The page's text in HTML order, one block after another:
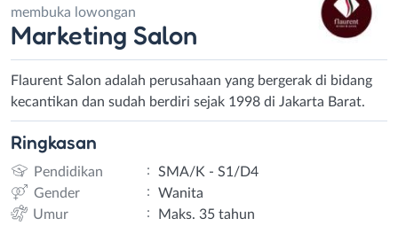
membuka lowongan
Marketing Salon
Flaurent Salon adalah perusahaan yang bergerak di bidang
kecantikan dan sudah berdiri sejak 1998 di Jakarta Barat.
Ringkasan
Pendidikan :
SMA/K - S1/D4
Gender
:
Wanita
Umur
:
Maks. 35 tahun